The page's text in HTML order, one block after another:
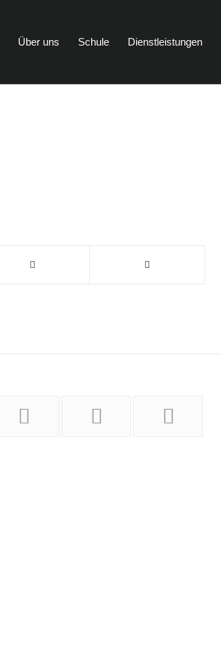
Über uns Schule Dienstleistungen